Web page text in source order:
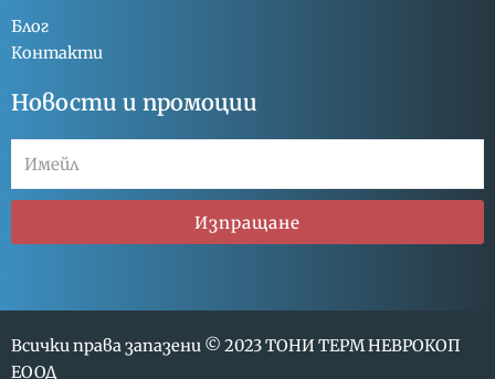
Блог
Контакти
Новости и промоции
Изпращане
Всички права запазени © 2023 ТОНИ ТЕРМ НЕВРОКОП
ЕООД